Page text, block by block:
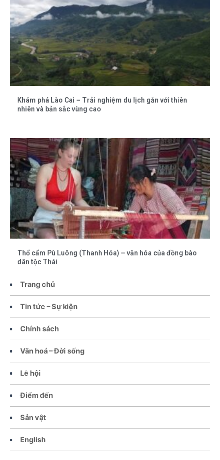
Trang chủ
Tin tức – Sự kiện
Chính sách
Văn hoá – Đời sống
Lễ hội
Điểm đến
Sản vật
English
Khám phá Lào Cai – Trải nghiệm du lịch gắn với thiên
nhiên và bản sắc vùng cao
Thổ cẩm Pù Luông (Thanh Hóa) – văn hóa của đồng bào
dân tộc Thái